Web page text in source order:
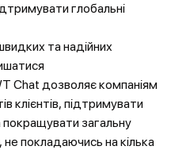
глобальні
та надійних
Chat дозволяє компаніям
клієнтів, підтримувати
покращувати загальну
покладаючись на кілька